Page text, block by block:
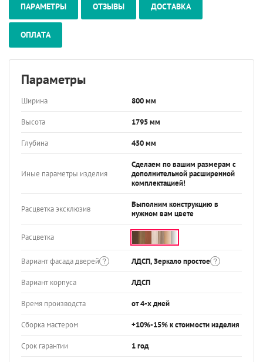
ПАРАМЕТРЫ ОТЗЫВЫ ДОСТАВКА
ОПЛАТА
Параметры
Ширина 800 мм
Высота 1795 мм
Глубина 450 мм
Иные параметры изделия
Сделаем по вашим размерам с
дополнительной расширенной
комплектацией!
Расцветка эксклюзив
Выполним конструкцию в
нужном вам цвете
Расцветка
Вариант фасада дверей ЛДСП, Зеркало простое
Вариант корпуса ЛДСП
Время производста от 4-х дней
Сборка мастером +10%-15% к стоимости изделия
Срок гарантии 1 год